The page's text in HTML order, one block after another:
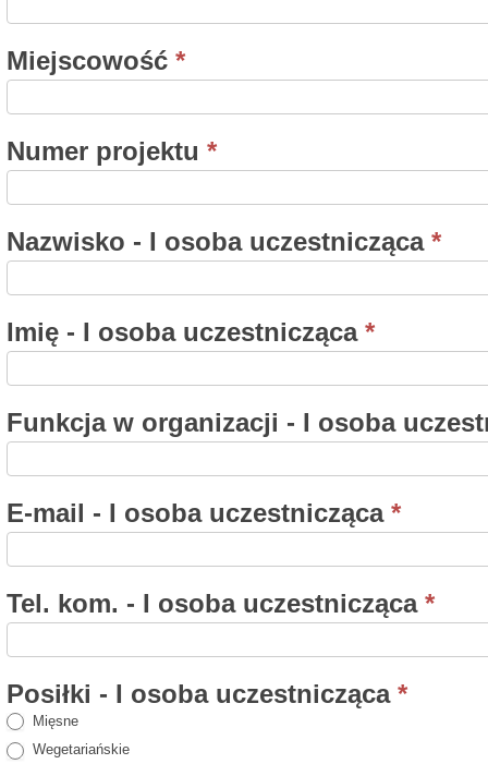
Miejscowość *
Numer projektu *
Nazwisko - I osoba uczestnicząca *
Imię - I osoba uczestnicząca *
Funkcja w organizacji - I osoba
E-mail - I osoba uczestnicząca *
Tel. kom. - I osoba uczestnicząca *
Posiłki - I osoba uczestnicząca *
Mięsne
Wegetariańskie